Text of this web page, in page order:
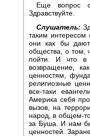
Еще вопрос
Здравствуйте.
Слушатель:
таким
они как бы дают
общества, о том,
пойти. И что в
возвращение,
ценностям,
религиозные
все-таки
Америка себя
вызов, на
народ, в общем-
за Буша. И нам
ценностей.